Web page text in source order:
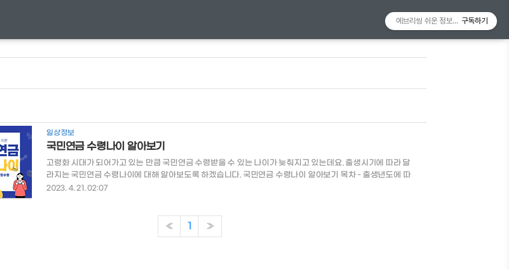
일상정보
국민연금 수령나이 알아보기
고령화 시대가 되어가고 있는 만큼 국민연금 수령받을 수 있는 나이가 늦춰지고 있는데요. 출생시기에 따라 달
라지는 국민연금 수령나이에 대해 알아보도록 하겠습니다. 국민연금 수령나이 알아보기 목차 - 출생년도에 따
른 국민연금 수령시기 - 조기노령연금 수령시기 - 연기연금제도 수령시기 출생년도에 따른 국민연금 수령시기
세 부터 2060년에는 국민연금이 소진된다는 말이 있어 한동안 논란이 되었습니다. 하지만 국민연금공단의 입
장에 따르면 국민연금이 안정적이..
2023. 4. 21. 02:07
« 1 »
에브리씽 쉬운 정보알리미구독하기